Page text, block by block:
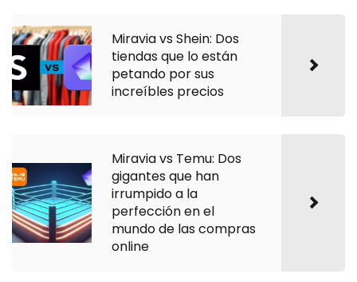
Miravia vs Shein: Dos
tiendas que lo están
petando por sus
increíbles precios
Miravia vs Temu: Dos
gigantes que han
irrumpido a la
perfección en el
mundo de las compras
online